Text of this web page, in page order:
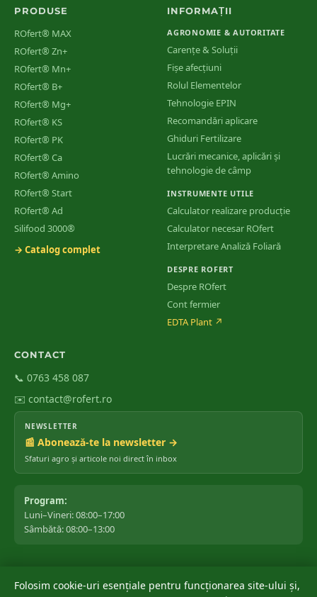
PRODUSE
ROfert® MAX
ROfert® Zn+
ROfert® Mn+
ROfert® B+
ROfert® Mg+
ROfert® KS
ROfert® PK
ROfert® Ca
ROfert® Amino
ROfert® Start
ROfert® Ad
Silifood 3000®
→ Catalog complet
INFORMAȚII
AGRONOMIE & AUTORITATE
Carențe & Soluții
Fișe afecțiuni
Rolul Elementelor
Tehnologie EPIN
Recomandări aplicare
Ghiduri Fertilizare
Lucrări mecanice, aplicări și
tehnologie de câmp
INSTRUMENTE UTILE
Calculator realizare producție
Calculator necesar ROfert
Interpretare Analiză Foliară
DESPRE ROFERT
Despre ROfert
Cont fermier
EDTA Plant ↗
CONTACT
📞 0763 458 087
✉️ contact@rofert.ro
NEWSLETTER
📰 Abonează-te la newsletter →
Sfaturi agro și articole noi direct în inbox
Program:
Luni–Vineri: 08:00–17:00
Sâmbătă: 08:00–13:00
Folosim cookie-uri esențiale pentru funcționarea site-ului și,